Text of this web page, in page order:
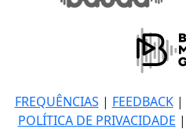
FREQUÊNCIAS | FEEDBACK|
POLÍTICA DE PRIVACIDADE |